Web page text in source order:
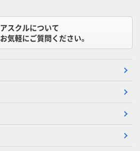
アスクルについて
お気軽にご質問ください。